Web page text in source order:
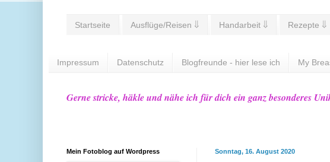
Startseite Ausflüge/Reisen ⇓ Handarbeit ⇓ Rezepte ⇓
Impressum Datenschutz Blogfreunde - hier lese ich My
Gerne stricke, häkle und nähe ich für dich ein ganz besonderes
Sonntag, 16. August 2020
Mein Fotoblog auf Wordpress